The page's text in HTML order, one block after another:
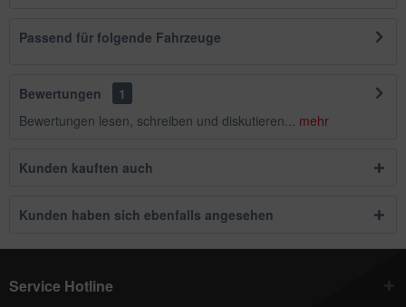
Passend für folgende Fahrzeuge
Bewertungen
1
Bewertungen lesen, schreiben und diskutieren... mehr
Kunden kauften auch
Kunden haben sich ebenfalls angesehen
Service Hotline